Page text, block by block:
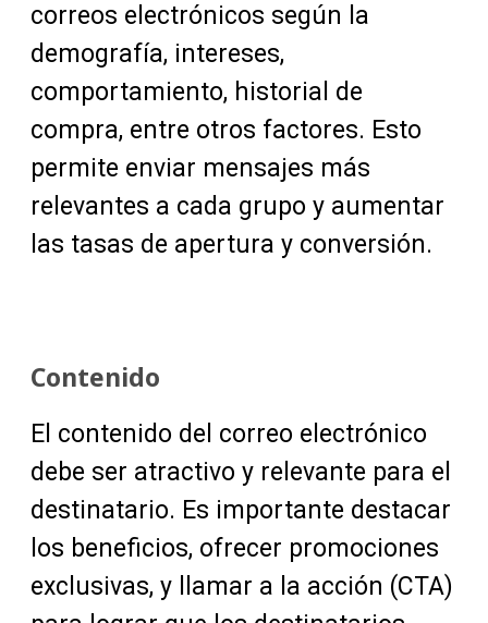
correos electrónicos según la
demografía, intereses,
comportamiento, historial de
compra, entre otros factores. Esto
permite enviar mensajes más
relevantes a cada grupo y aumentar
las tasas de apertura y conversión.
Contenido
El contenido del correo electrónico
debe ser atractivo y relevante para el
destinatario. Es importante destacar
los beneficios, ofrecer promociones
exclusivas, y llamar a la acción (CTA)